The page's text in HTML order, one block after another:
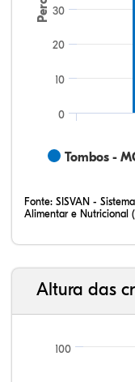
Tombos -
0
10
20
30
Fonte: SISVAN -
Alimentar e Nutricional
Altura das
100